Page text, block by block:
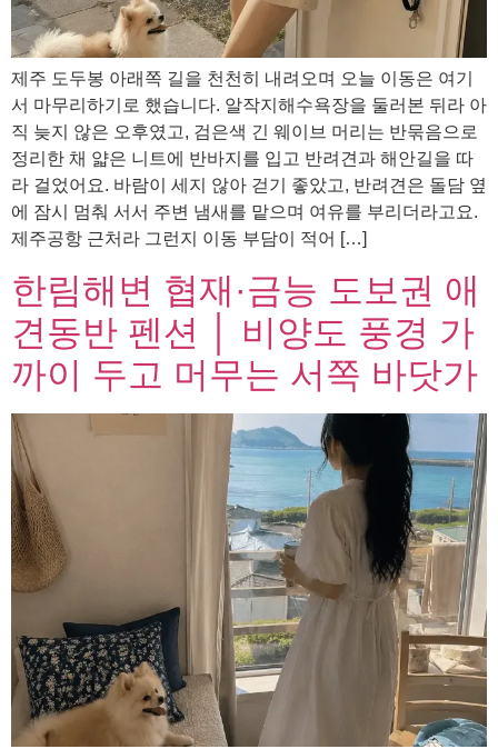
제주 도두봉 아래쪽 길을 천천히 내려오며 오늘 이동은 여기
서 마무리하기로 했습니다. 알작지해수욕장을 둘러본 뒤라 아
직 늦지 않은 오후였고, 검은색 긴 웨이브 머리는 반묶음으로
정리한 채 얇은 니트에 반바지를 입고 반려견과 해안길을 따
라 걸었어요. 바람이 세지 않아 걷기 좋았고, 반려견은 돌담 옆
에 잠시 멈춰 서서 주변 냄새를 맡으며 여유를 부리더라고요.
제주공항 근처라 그런지 이동 부담이 적어 […]
한림해변 협재·금능 도보권 애
견동반 펜션 │ 비양도 풍경 가
까이 두고 머무는 서쪽 바닷가